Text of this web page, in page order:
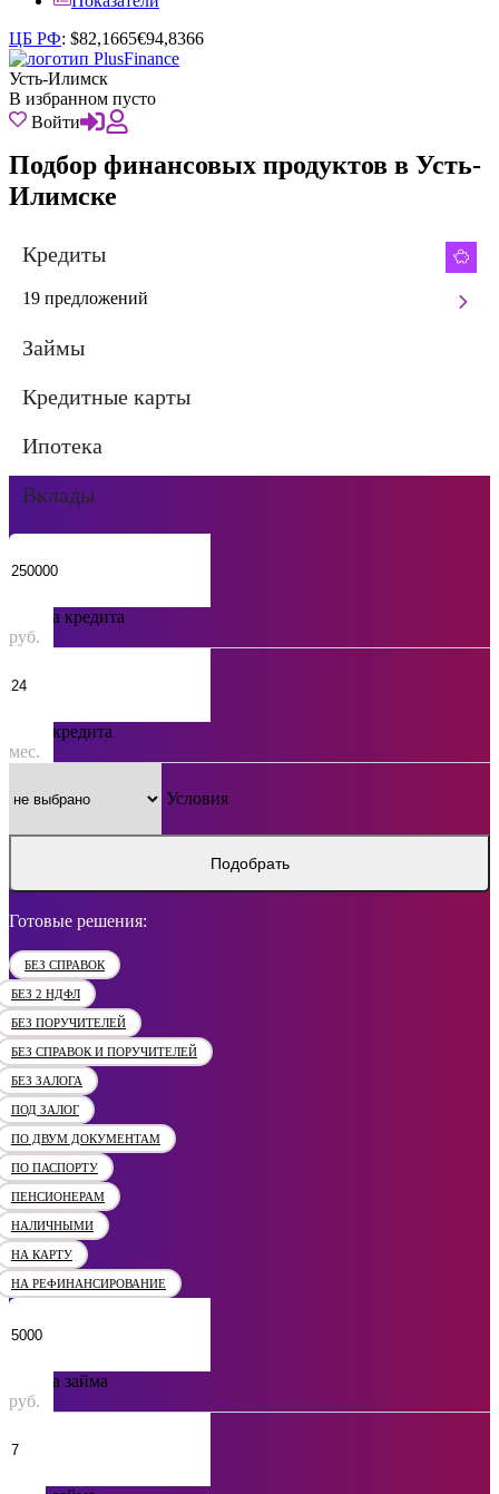
ЦБ РФ: $82,1665€94,8366
Усть-Илимск
В избранном пусто
Войти
Подбор финансовых продуктов в Усть-
Илимске
Кредиты
19 предложений
Займы
Кредитные карты
Ипотека
Вклады
Сумма кредита
руб.
Срок кредита
мес.
Условия
Подобрать
Готовые решения:
БЕЗ СПРАВОК
БЕЗ 2 НДФЛ
БЕЗ ПОРУЧИТЕЛЕЙ
БЕЗ СПРАВОК И ПОРУЧИТЕЛЕЙ
БЕЗ ЗАЛОГА
ПОД ЗАЛОГ
ПО ДВУМ ДОКУМЕНТАМ
ПО ПАСПОРТУ
ПЕНСИОНЕРАМ
НАЛИЧНЫМИ
НА КАРТУ
НА РЕФИНАНСИРОВАНИЕ
Сумма займа
руб.